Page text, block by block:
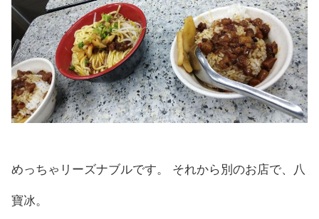
めっちゃリーズナブルです。 それから別のお店で、八
寶冰。